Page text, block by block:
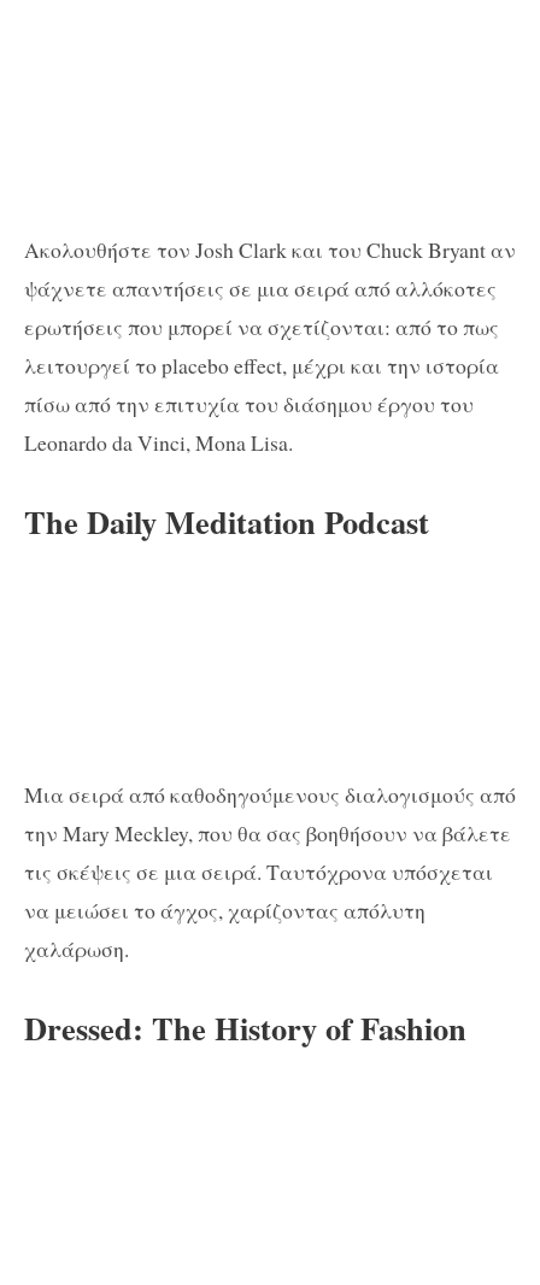
Aκολουθήστε τον Josh Clark και του Chuck Bryant αν
ψάχνετε απαντήσεις σε μια σειρά από αλλόκοτες
ερωτήσεις που μπορεί να σχετίζονται: από το πως
λειτουργεί το placebo effect, μέχρι και την ιστορία
πίσω από την επιτυχία του διάσημου έργου του
Leonardo da Vinci, Mona Lisa.
The Daily Meditation Podcast
Μια σειρά από καθοδηγούμενους διαλογισμούς από
την Mary Meckley, που θα σας βοηθήσουν να βάλετε
τις σκέψεις σε μια σειρά. Ταυτόχρονα υπόσχεται
να μειώσει το άγχος, χαρίζοντας απόλυτη
χαλάρωση.
Dressed: The History of Fashion